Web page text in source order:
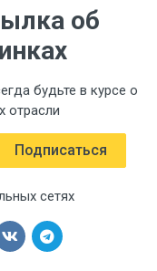
об
будьте в курсе о
отрасли
Подписаться
сетях